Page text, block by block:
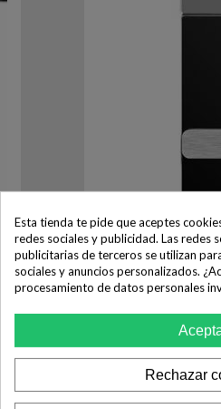
Esta tienda te pide que aceptes
redes sociales y publicidad. Las redes
publicitarias de terceros se utilizan
sociales y anuncios personalizados.
procesamiento de datos personales
Rechazar